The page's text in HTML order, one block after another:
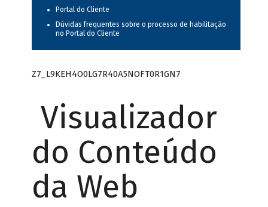
Portal do Cliente
Dúvidas frequentes sobre o processo de habilitação
no Portal do Cliente
Z7_L9KEH4O0LG7R40A5NOFT0R1GN7
Visualizador
do Conteúdo
da Web